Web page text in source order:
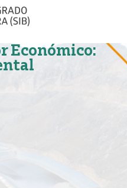
Económico: